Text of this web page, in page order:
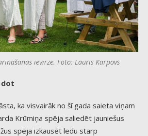
ievirze. Foto: Lauris Karpovs
dot
ka visvairāk no šī gada saieta viņam
Krūmiņa spēja saliedēt jauniešus
spēja izkausēt ledu starp